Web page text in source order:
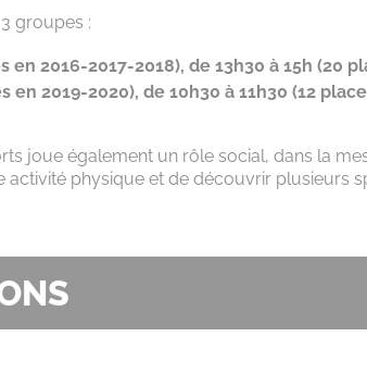
groupes :
en 2016-2017-2018), de 13h30 à 15h (20
en 2019-2020), de 10h30 à 11h30 (12
joue également un rôle social, dans la
physique et de découvrir plusieurs